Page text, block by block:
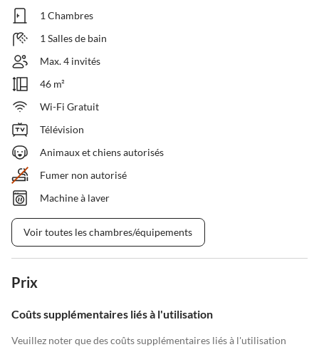
1 Chambres
1 Salles de bain
Max. 4 invités
46 m²
Wi-Fi Gratuit
Télévision
Animaux et chiens autorisés
Fumer non autorisé
Machine à laver
Voir toutes les chambres/équipements
Prix
Coûts supplémentaires liés à l'utilisation
Veuillez noter que des coûts supplémentaires liés à l'utilisation